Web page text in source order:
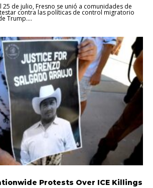
25 de julio, Fresno se unió a comunidades de
contra las políticas de control migratorio
Trump....
Protests Over ICE Killings